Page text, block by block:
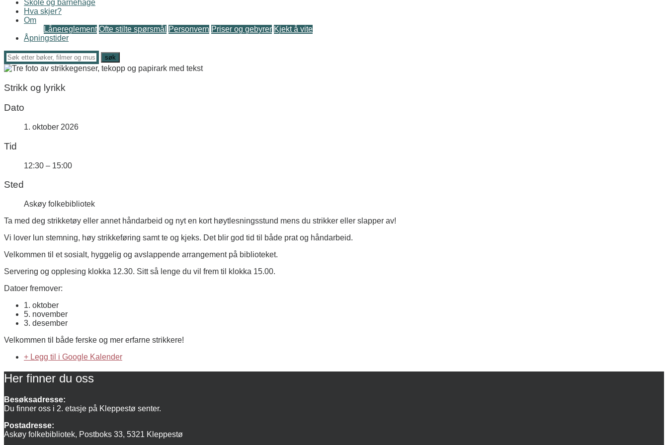
Skole og barnehage
Hva skjer?
Om
Lånereglement Ofte stilte spørsmål Personvern Priser og gebyrer Kjekt å vite
Åpningstider
Strikk og lyrikk
Dato
1. oktober 2026
Tid
12:30 – 15:00
Sted
Askøy folkebibliotek
Ta med deg strikketøy eller annet håndarbeid og nyt en kort høytlesningsstund mens du strikker eller slapper av!
Vi lover lun stemning, høy strikkeføring samt te og kjeks. Det blir god tid til både prat og håndarbeid.
Velkommen til et sosialt, hyggelig og avslappende arrangement på biblioteket.
Servering og opplesing klokka 12.30. Sitt så lenge du vil frem til klokka 15.00.
Datoer fremover:
1. oktober
5. november
3. desember
Velkommen til både ferske og mer erfarne strikkere!
+ Legg til i Google Kalender
Her finner du oss
Besøksadresse:
Du finner oss i 2. etasje på Kleppestø senter.
Postadresse:
Askøy folkebibliotek, Postboks 33, 5321 Kleppestø